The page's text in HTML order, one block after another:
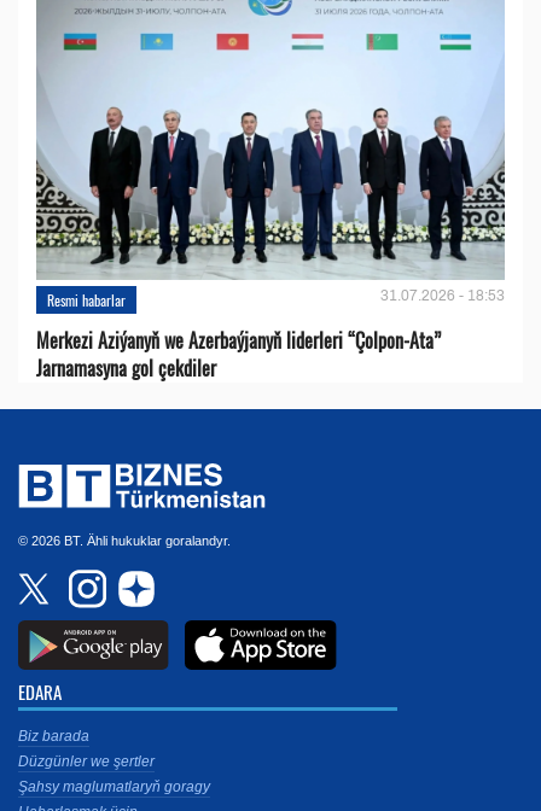
Resmi habarlar 31.07.2026 - 18:53
Merkezi Aziýanyň we Azerbaýjanyň liderleri “Çolpon-Ata”
Jarnamasyna gol çekdiler
© 2026 BT. Ähli hukuklar goralandyr.
EDARA
Biz barada
Düzgünler we şertler
Şahsy maglumatlaryň goragy